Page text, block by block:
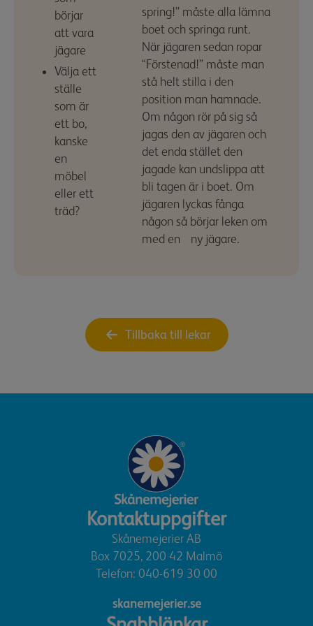
börjar
att vara
jägare
Välja ett
ställe
som är
ett bo,
kanske
en
möbel
eller ett
träd?
spring!” måste alla lämna
boet och springa runt.
När jägaren sedan ropar
“Förstenad!” måste man
stå helt stilla i den
position man hamnade.
Om någon rör på sig så
jagas den av jägaren och
det enda stället den
jagade kan undslippa att
bli tagen är i boet. Om
jägaren lyckas fånga
någon så börjar leken om
med en ny jägare.
Tillbaka till lekar
Kontaktuppgifter
Skånemejerier AB
Box 7025, 200 42 Malmö
Telefon: 040-619 30 00
skanemejerier.se